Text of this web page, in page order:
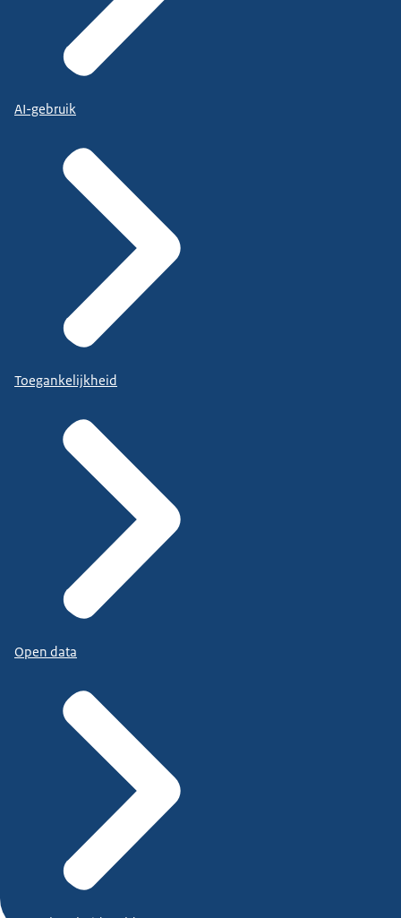
AI-gebruik
Toegankelijkheid
Open data